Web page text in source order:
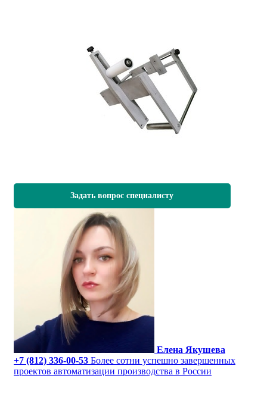
Задать вопрос специалисту
Елена Якушева
+7 (812) 336-00-53 Более сотни успешно завершенных
проектов автоматизации производства в России